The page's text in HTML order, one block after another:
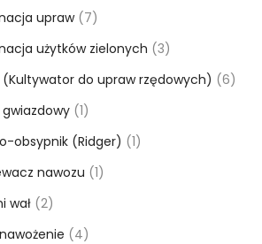
upraw(7)
użytków zielonych (3)
(Kultywator do upraw rzędowych) (6)
gwiazdowy (1)
obsypnik (Ridger) (1)
nawozu (1)
wał (2)
(4)